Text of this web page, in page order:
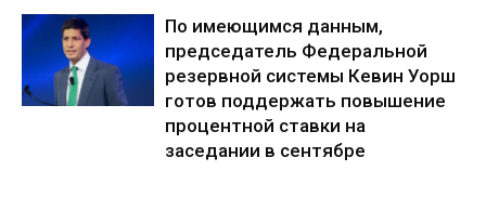
По имеющимся данным,
председатель Федеральной
резервной системы Кевин Уорш
готов поддержать повышение
процентной ставки на
заседании в сентябре